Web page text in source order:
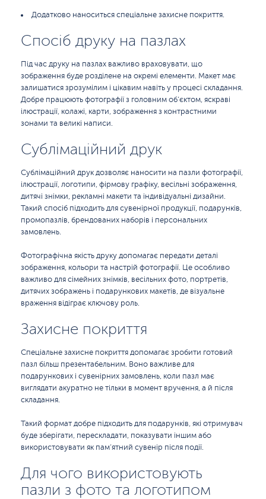
Додатково наноситься спеціальне захисне покриття.
Спосіб друку на пазлах
Під час друку на пазлах важливо враховувати, що
зображення буде розділене на окремі елементи. Макет має
залишатися зрозумілим і цікавим навіть у процесі складання.
Добре працюють фотографії з головним об’єктом, яскраві
ілюстрації, колажі, карти, зображення з контрастними
зонами та великі написи.
Сублімаційний друк
Сублімаційний друк дозволяє наносити на пазли фотографії,
ілюстрації, логотипи, фірмову графіку, весільні зображення,
дитячі знімки, рекламні макети та індивідуальні дизайни.
Такий спосіб підходить для сувенірної продукції, подарунків,
промопазлів, брендованих наборів і персональних
замовлень.
Фотографічна якість друку допомагає передати деталі
зображення, кольори та настрій фотографії. Це особливо
важливо для сімейних знімків, весільних фото, портретів,
дитячих зображень і подарункових макетів, де візуальне
враження відіграє ключову роль.
Захисне покриття
Спеціальне захисне покриття допомагає зробити готовий
пазл більш презентабельним. Воно важливе для
подарункових і сувенірних замовлень, коли пазл має
виглядати акуратно не тільки в момент вручення, а й після
складання.
Такий формат добре підходить для подарунків, які отримувач
буде зберігати, перескладати, показувати іншим або
використовувати як пам’ятний сувенір після події.
Для чого використовують
пазли з фото та логотипом